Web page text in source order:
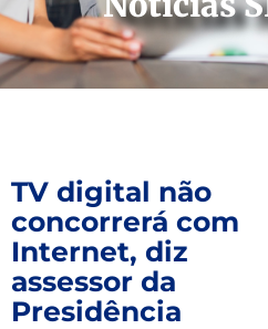
TV digital não
concorrerá com
Internet, diz
assessor da
Presidência